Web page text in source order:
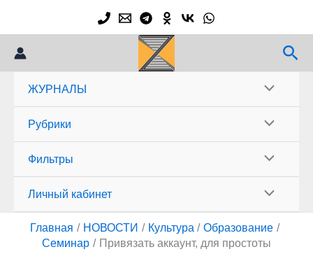
содержимому
ЖУРНАЛЫ
Рубрики
Фильтры
Личный кабинет
Главная НОВОСТИ Культура
Образование
Семинар
Привязать аккаунт, для простоты